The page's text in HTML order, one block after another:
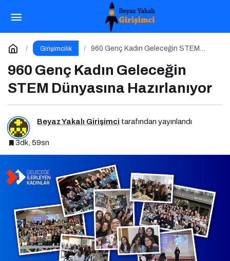
Girişimcilik
960 Genç Kadın Geleceğin STEM
960 Genç Kadın Geleceğin
STEM Dünyasına Hazırlanıyor
Beyaz Yakalı Girişimci tarafından yayınlandı
3dk, 59sn
960 Genç Kadın Geleceğin STEM Dünyasına
Hazırlanıyor
Yorum Yap